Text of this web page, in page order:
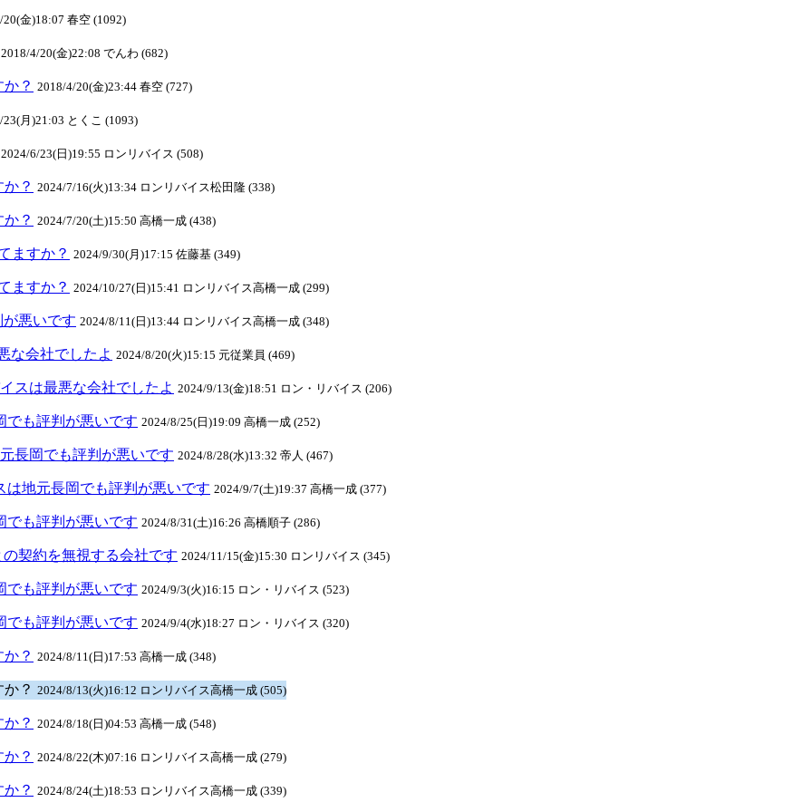
20(金)18:07 春空 (1092)
2018/4/20(金)22:08 でんわ (682)
？ 2018/4/20(金)23:44 春空 (727)
23(月)21:03 とくこ (1093)
2024/6/23(日)19:55 ロンリバイス (508)
？ 2024/7/16(火)13:34 ロンリバイス松田隆 (338)
？ 2024/7/20(土)15:50 高橋一成 (438)
ますか？ 2024/9/30(月)17:15 佐藤基 (349)
ますか？ 2024/10/27(日)15:41 ロンリバイス高橋一成 (299)
悪いです 2024/8/11(日)13:44 ロンリバイス高橋一成 (348)
な会社でしたよ 2024/8/20(火)15:15 元従業員 (469)
スは最悪な会社でしたよ 2024/9/13(金)18:51 ロン・リバイス (206)
でも評判が悪いです 2024/8/25(日)19:09 高橋一成 (252)
長岡でも評判が悪いです 2024/8/28(水)13:32 帝人 (467)
は地元長岡でも評判が悪いです 2024/9/7(土)19:37 高橋一成 (377)
でも評判が悪いです 2024/8/31(土)16:26 高橋順子 (286)
契約を無視する会社です 2024/11/15(金)15:30 ロンリバイス (345)
でも評判が悪いです 2024/9/3(火)16:15 ロン・リバイス (523)
でも評判が悪いです 2024/9/4(水)18:27 ロン・リバイス (320)
？ 2024/8/11(日)17:53 高橋一成 (348)
？ 2024/8/13(火)16:12 ロンリバイス高橋一成 (505)
？ 2024/8/18(日)04:53 高橋一成 (548)
？ 2024/8/22(木)07:16 ロンリバイス高橋一成 (279)
？ 2024/8/24(土)18:53 ロンリバイス高橋一成 (339)